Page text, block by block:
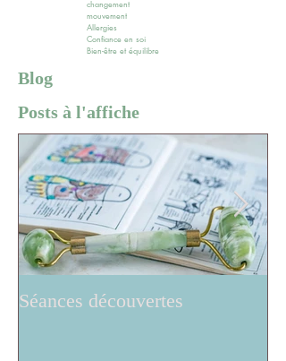
changement
mouvement
Allergies
Confiance en soi
Bien-être et équilibre
Blog
Posts à l'affiche
Séances découvertes